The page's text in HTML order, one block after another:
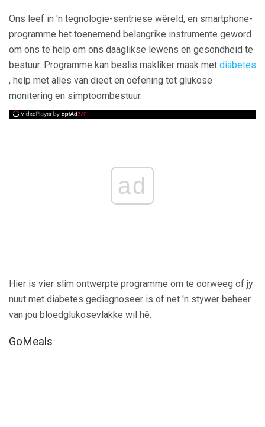
Ons leef in 'n tegnologie-sentriese wêreld, en smartphone-
programme het toenemend belangrike instrumente geword
om ons te help om ons daaglikse lewens en gesondheid te
bestuur. Programme kan beslis makliker maak met diabetes
, help met alles van dieet en oefening tot glukose
monitering en simptoombestuur.
ad
Hier is vier slim ontwerpte programme om te oorweeg of jy
nuut met diabetes gediagnoseer is of net 'n stywer beheer
van jou bloedglukosevlakke wil hê.
GoMeals